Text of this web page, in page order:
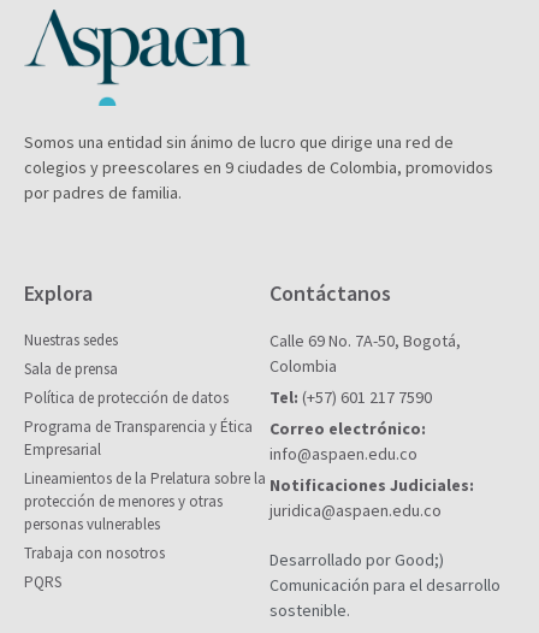
Somos una entidad sin ánimo de lucro que dirige una red de
colegios y preescolares en 9 ciudades de Colombia, promovidos
por padres de familia.
Explora
Nuestras sedes
Sala de prensa
Política de protección de datos
Programa de Transparencia y Ética
Empresarial
Lineamientos de la Prelatura sobre la
protección de menores y otras
personas vulnerables
Trabaja con nosotros
PQRS
Contáctanos
Calle 69 No. 7A-50, Bogotá,
Colombia
Tel: (+57) 601 217 7590
Correo electrónico:
info@aspaen.edu.co
Notificaciones Judiciales:
juridica@aspaen.edu.co
Desarrollado por Good;)
Comunicación para el desarrollo
sostenible.